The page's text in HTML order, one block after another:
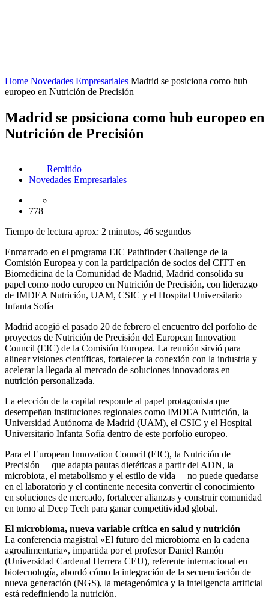
Home Novedades Empresariales Madrid se posiciona como hub
europeo en Nutrición de Precisión
Madrid se posiciona como hub europeo en
Nutrición de Precisión
Remitido
Novedades Empresariales
778
Tiempo de lectura aprox: 2 minutos, 46 segundos
Enmarcado en el programa EIC Pathfinder Challenge de la
Comisión Europea y con la participación de socios del CITT en
Biomedicina de la Comunidad de Madrid, Madrid consolida su
papel como nodo europeo en Nutrición de Precisión, con liderazgo
de IMDEA Nutrición, UAM, CSIC y el Hospital Universitario
Infanta Sofía
Madrid acogió el pasado 20 de febrero el encuentro del porfolio de
proyectos de Nutrición de Precisión del European Innovation
Council (EIC) de la Comisión Europea. La reunión sirvió para
alinear visiones científicas, fortalecer la conexión con la industria y
acelerar la llegada al mercado de soluciones innovadoras en
nutrición personalizada.
La elección de la capital responde al papel protagonista que
desempeñan instituciones regionales como IMDEA Nutrición, la
Universidad Autónoma de Madrid (UAM), el CSIC y el Hospital
Universitario Infanta Sofía dentro de este porfolio europeo.
Para el European Innovation Council (EIC), la Nutrición de
Precisión —que adapta pautas dietéticas a partir del ADN, la
microbiota, el metabolismo y el estilo de vida— no puede quedarse
en el laboratorio y el continente necesita convertir el conocimiento
en soluciones de mercado, fortalecer alianzas y construir comunidad
en torno al Deep Tech para ganar competitividad global.
El microbioma, nueva variable crítica en salud y nutrición
La conferencia magistral «El futuro del microbioma en la cadena
agroalimentaria», impartida por el profesor Daniel Ramón
(Universidad Cardenal Herrera CEU), referente internacional en
biotecnología, abordó cómo la integración de la secuenciación de
nueva generación (NGS), la metagenómica y la inteligencia artificial
está redefiniendo la nutrición.